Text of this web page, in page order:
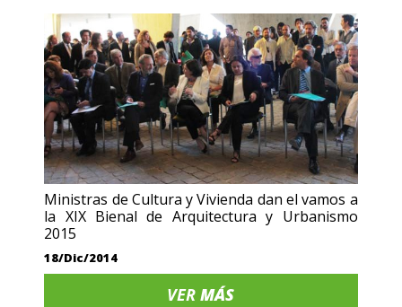
Ministras de Cultura y Vivienda dan el vamos a
la XIX Bienal de Arquitectura y Urbanismo
2015
18/Dic/2014
VERMÁS